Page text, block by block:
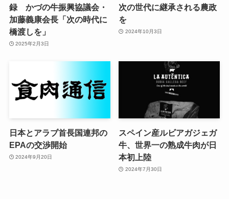
録 かづの牛振興協議会・
加藤義康会長「次の時代に
橋渡しを」
2025年2月3日
次の世代に継承される農政
を
2024年10月3日
日本とアラブ首長国連邦の
EPAの交渉開始
2024年9月20日
スペイン産ルビアガジェガ
牛、世界一の熟成牛肉が日
本初上陸
2024年7月30日